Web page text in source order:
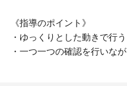
《指導のポイント》
・ゆっくりとした動きで行
・一つ一つの確認を行いな